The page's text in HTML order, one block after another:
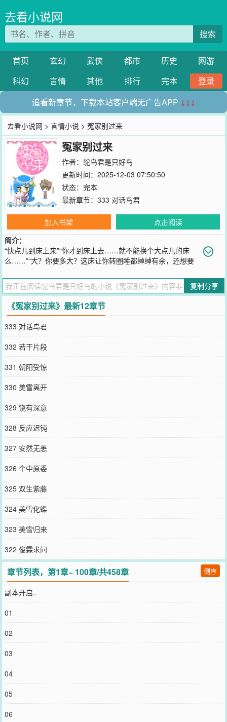
去看小说网
搜索
首页 玄幻 武侠 都市 历史
网游
科幻
言情 其他 排行 完本
登录
追看新章节，下载本站客户端无广告APP ↓↓↓
去看小说网 >言情小说 > 冤家别过来
冤家别过来
作者： 鸵鸟君是只好鸟
更新时间：2025-12-03 07:50:50
状态：完本
最新章节： 333 对话鸟君
加入书架
点击阅读
简介：
“快点儿到床上来”“你才到床上去……就不能换个大点儿的床
么……”“大？你要多大？这床让你转圈睡都绰绰有余，还想要
您要是觉得《冤家别过来》还不错的话请不要忘记向您QQ群和微博微
信里的朋友推荐哦！
复制分享
《冤家别过来》最新12章节
333 对话鸟君
332 若干片段
331 朝阳受惊
330 美雪离开
329 饶有深意
328 反应迟钝
327 安然无恙
326 个中原委
325 双生紫藤
324 美雪化蝶
323 美雪归来
322 俊霖求问
章节列表，第1章~ 100章/共458章 倒序
副本开启..
01
02
03
04
05
06